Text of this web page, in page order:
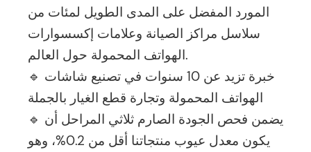
المورد المفضل على المدى الطويل لمئات من
سلاسل مراكز الصيانة وعلامات إكسسوارات
الهواتف المحمولة حول العالم.
🔹 خبرة تزيد عن 10 سنوات في تصنيع شاشات
الهواتف المحمولة وتجارة قطع الغيار بالجملة
🔹 يضمن فحص الجودة الصارم ثلاثي المراحل أن
يكون معدل عيوب منتجاتنا أقل من 0.2%، وهو